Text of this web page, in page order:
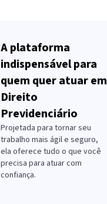
A plataforma
indispensável para
quem quer atuar em
Direito
Previdenciário
Projetada para tornar seu
trabalho mais ágil e seguro,
ela oferece tudo o que você
precisa para atuar com
confiança.